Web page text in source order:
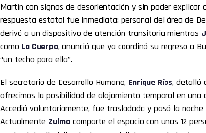
Martín con signos de desorientación y sin poder explicar
respuesta estatal fue inmediata: personal del área de
derivó a un dispositivo de atención transitoria mientras
como La Cuerpo, anunció que ya coordinó su regreso a
“un techo para ella”.
El secretario de Desarrollo Humano, Enrique Ríos, detalló
ofrecimos la posibilidad de alojamiento temporal en una
Accedió voluntariamente, fue trasladada y pasó la noche
Actualmente Zulma comparte el espacio con unas 12